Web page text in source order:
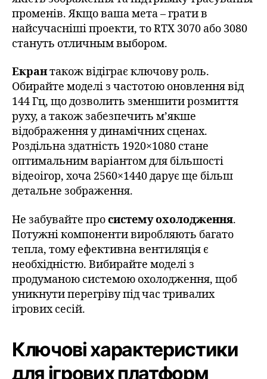
променів. Якщо ваша мета – грати в
найсучасніші проекти, то RTX 3070 або 3080
стануть отличным выбором.
Екрантакож відіграє ключову роль.
Обирайте моделі з частотою оновлення від
144 Гц, що дозволить зменшити розмиття
руху, а також забезпечить м’якше
відображення у динамічних сценах.
Роздільна здатність 1920×1080 стане
оптимальним варіантом для більшості
відеоігор, хоча 2560×1440 дарує ще більш
детальне зображення.
Не забувайте просистему охолодження.
Потужні компоненти виробляють багато
тепла, тому ефективна вентиляція є
необхідністю. Вибирайте моделі з
продуманою системою охолодження, щоб
уникнути перегріву під час тривалих
ігрових сесій.
Ключові характеристики
для ігрових платформ